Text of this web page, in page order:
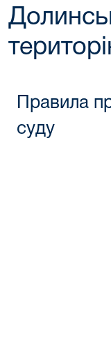
Правила
суду